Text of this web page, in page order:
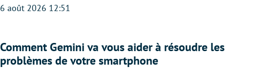
6 août 2026 12:51
Comment Gemini va vous aider à résoudre les
problèmes de votre smartphone